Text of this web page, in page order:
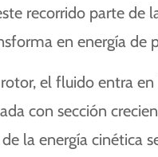
recorrido parte de
en energía de
el fluido entra
con sección
la energía cinética